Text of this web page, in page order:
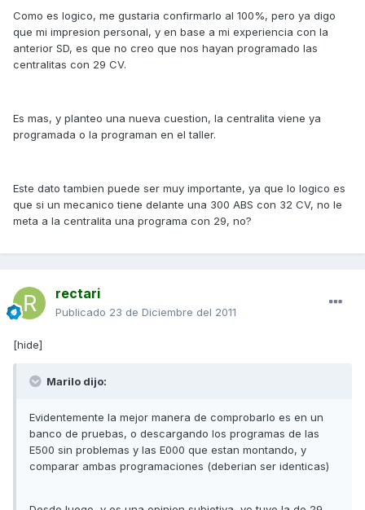
Como es logico, me gustaria confirmarlo al 100%, pero ya digo
que mi impresion personal, y en base a mi experiencia con la
anterior SD, es que no creo que nos hayan programado las
centralitas con 29 CV.
Es mas, y planteo una nueva cuestion, la centralita viene ya
programada o la programan en el taller.
Este dato tambien puede ser muy importante, ya que lo logico es
que si un mecanico tiene delante una 300 ABS con 32 CV, no le
meta a la centralita una programa con 29, no?
rectari
Publicado 23 de Diciembre del 2011
[hide]
Marilo dijo:
Evidentemente la mejor manera de comprobarlo es en un
banco de pruebas, o descargando los programas de las
E500 sin problemas y las E000 que estan montando, y
comparar ambas programaciones (deberian ser identicas)